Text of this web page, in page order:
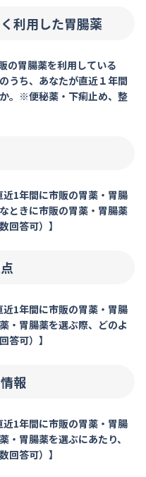
利用した胃腸薬
の胃腸薬を利用している
うち、あなたが直近１年間
。※便秘薬・下痢止め、整
近1年間に市販の胃薬・胃腸
ときに市販の胃薬・胃腸薬
回答可）】
近1年間に市販の胃薬・胃腸
・胃腸薬を選ぶ際、どのよ
答可）】
報
近1年間に市販の胃薬・胃腸
・胃腸薬を選ぶにあたり、
回答可）】